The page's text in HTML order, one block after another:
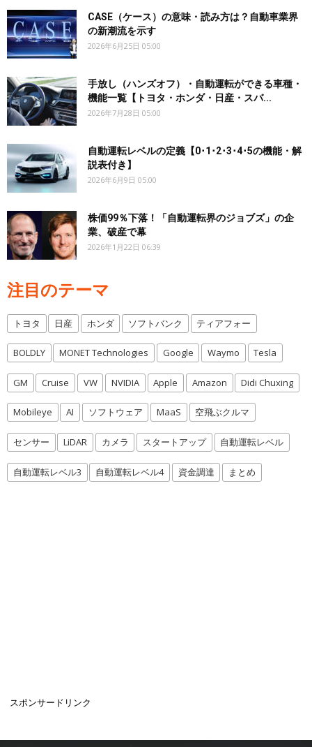
CASE（ケース）の意味・読み方は？自動車業界
の新潮流を示す
2026年6月25日 05:00
手放し（ハンズオフ）・自動運転ができる車種・
機能一覧【トヨタ・ホンダ・日産・スバ...
2026年7月28日 05:00
自動運転レベルの定義【0･1･2･3･4･5の機能・解
説表付き】
2026年6月9日 05:00
株価99％下落！「自動運転界のジョブズ」の企
業、破産で幕
2026年1月22日 06:39
注目のテーマ
トヨタ 日産 ホンダ ソフトバンク ティアフォー
BOLDLY MONET Technologies Google Waymo Tesla
GM Cruise VW NVIDIA Apple Amazon Didi Chuxing
Mobileye AI ソフトウェア MaaS 空飛ぶクルマ
センサー LiDAR カメラ スタートアップ 自動運転レベル
自動運転レベル3 自動運転レベル4 資金調達 まとめ
スポンサードリンク